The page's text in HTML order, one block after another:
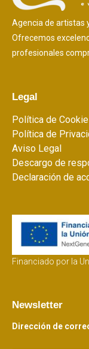
Agencia de artistas
Ofrecemos
profesionales
Legal
Política de
Política de
Aviso Legal
Descargo de
Declaración de
Financiado por la
Newsletter
Dirección de